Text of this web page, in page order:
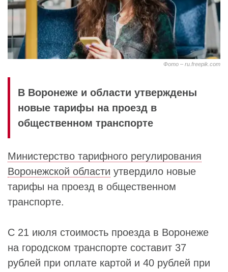
Фото – ru.freepik.com
В Воронеже и области утверждены
новые тарифы на проезд в
общественном транспорте
Министерство тарифного регулирования
Воронежской области утвердило новые
тарифы на проезд в общественном
транспорте.
С 21 июля стоимость проезда в Воронеже
на городском транспорте составит 37
рублей при оплате картой и 40 рублей при